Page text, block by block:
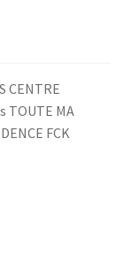
CENTRE
TOUTE MA
FCK